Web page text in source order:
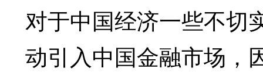
对于中国经济一些不切
动引入中国金融市场，